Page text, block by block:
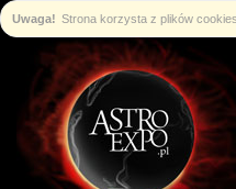
Uwaga! Strona korzysta z plików